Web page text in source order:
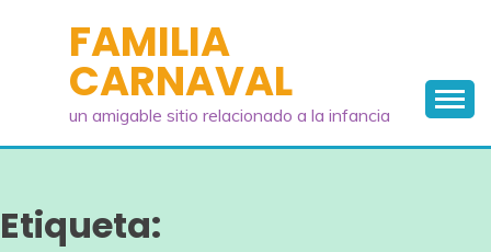
contenidoFAMILIA
CARNAVAL
un amigable sitio relacionado a la infancia
Etiqueta: